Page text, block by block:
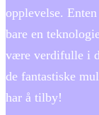
opplevelse.
bare en
være verdifulle i
de fantastiske
har å tilby!